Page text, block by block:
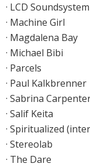
· LCD Soundsystem
· Machine Girl
· Magdalena Bay
· Michael Bibi
· Parcels
· Paul Kalkbrenner
· Sabrina
· Salif Keita
· Spiritualized
· Stereolab
· The Dare